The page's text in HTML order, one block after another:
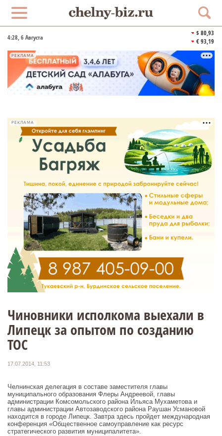
4:28, 6 Августа
$ 80,93
€ 93,19
РЕКЛАМА
РЕКЛАМА
Чиновники исполкома выехали в
Липецк за опытом по созданию
ТОС
17.07.2014, 11:53
Челнинская делегация в составе заместителя главы
муниципального образования Флеры Андреевой, главы
администрации Комсомольского района Ильяса Мухаметова и
главы администрации Автозаводского района Раушан Усмановой
находится в городе Липецк. Завтра здесь пройдет международная
конференция «Общественное самоуправление как ресурс
стратегического развития муниципалитета».